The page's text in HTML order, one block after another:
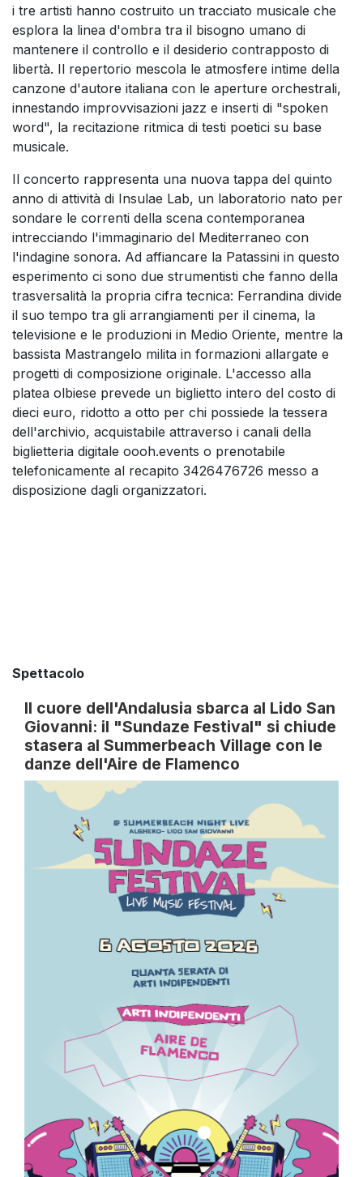
i tre artisti hanno costruito un tracciato musicale che
esplora la linea d'ombra tra il bisogno umano di
mantenere il controllo e il desiderio contrapposto di
libertà. Il repertorio mescola le atmosfere intime della
canzone d'autore italiana con le aperture orchestrali,
innestando improvvisazioni jazz e inserti di "spoken
word", la recitazione ritmica di testi poetici su base
musicale.
Il concerto rappresenta una nuova tappa del quinto
anno di attività di Insulae Lab, un laboratorio nato per
sondare le correnti della scena contemporanea
intrecciando l'immaginario del Mediterraneo con
l'indagine sonora. Ad affiancare la Patassini in questo
esperimento ci sono due strumentisti che fanno della
trasversalità la propria cifra tecnica: Ferrandina divide
il suo tempo tra gli arrangiamenti per il cinema, la
televisione e le produzioni in Medio Oriente, mentre la
bassista Mastrangelo milita in formazioni allargate e
progetti di composizione originale. L'accesso alla
platea olbiese prevede un biglietto intero del costo di
dieci euro, ridotto a otto per chi possiede la tessera
dell'archivio, acquistabile attraverso i canali della
biglietteria digitale oooh.events o prenotabile
telefonicamente al recapito 3426476726 messo a
disposizione dagli organizzatori.
Spettacolo
Il cuore dell'Andalusia sbarca al Lido San
Giovanni: il "Sundaze Festival" si chiude
stasera al Summerbeach Village con le
danze dell'Aire de Flamenco